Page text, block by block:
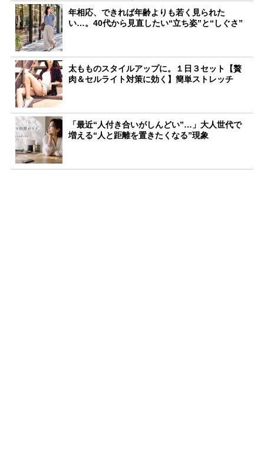
年相応、できれば年齢よりも若く見られた
い…。40代から見直したい“立ち姿”と“しぐさ”
太もものスタイルアップに。１日３セット【贅
肉＆セルライト対策に効く】簡単ストレッチ
「最近“人付き合いがしんどい”…」大人世代で
増える“人と距離を置きたくなる”現象